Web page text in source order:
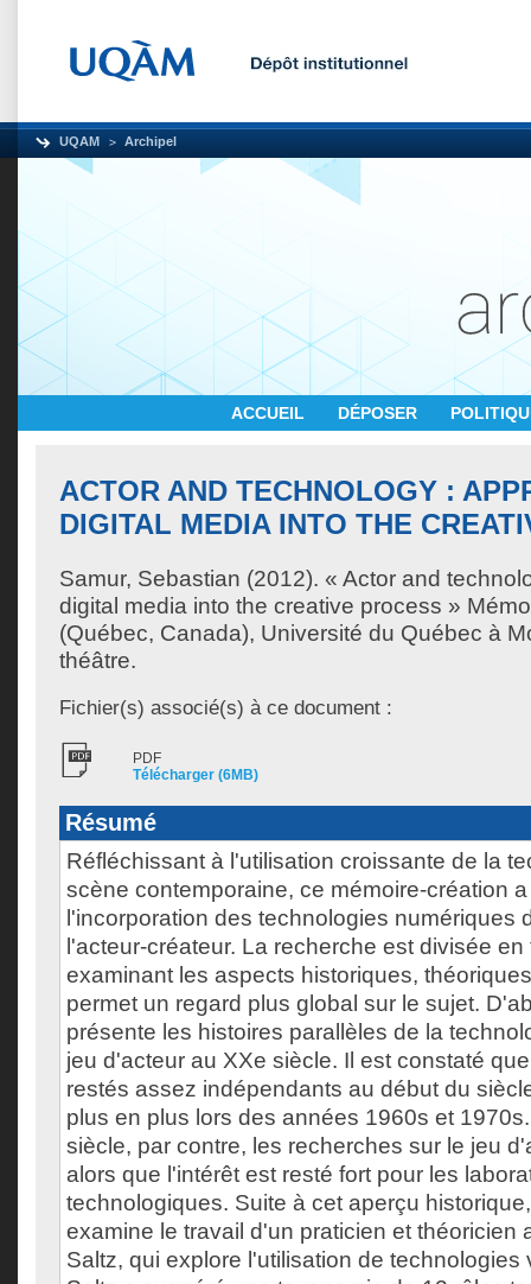
UQAM Archipel
ACCUEIL DÉPOSER
ACTOR AND TECHNOLOGY :
DIGITAL MEDIA INTO THE
Samur, Sebastian (2012). « Actor and
digital media into the creative process »
(Québec, Canada), Université du Québec à
théâtre.
Fichier(s) associé(s) à ce document :
PDF
Télécharger (6MB)
Résumé
Réfléchissant à l'utilisation croissante de la
scène contemporaine, ce mémoire-création
l'incorporation des technologies numériques
l'acteur-créateur. La recherche est divisée en
examinant les aspects historiques,
permet un regard plus global sur le sujet.
présente les histoires parallèles de la
jeu d'acteur au XXe siècle. Il est constaté
restés assez indépendants au début du
plus en plus lors des années 1960s et
siècle, par contre, les recherches sur le jeu
alors que l'intérêt est resté fort pour les
technologiques. Suite à cet aperçu
examine le travail d'un praticien et théoricien
Saltz, qui explore l'utilisation de technologies